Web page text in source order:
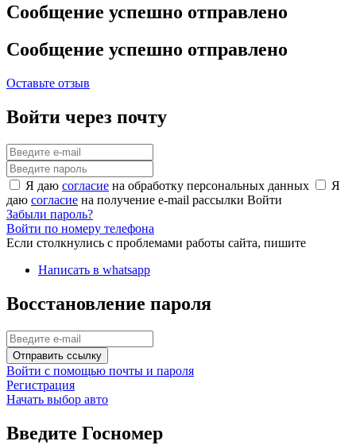
Сообщение успешно отправлено
Сообщение успешно отправлено
Оставьте отзыв
Войти через почту
Я даю согласие на обработку персональных данных
Я
даю согласие на получение e-mail рассылки Войти
Забыли пароль?
Войти по номеру телефона
Если столкнулись с проблемами работы сайта, пишите
Написать в whatsapp
Восстановление пароля
Отправить ссылку
Войти с помощью почты и пароля
Регистрация
Начать выбор авто
Введите Госномер